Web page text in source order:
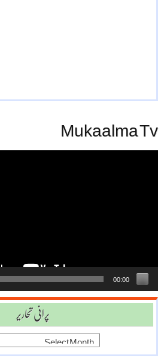
Mukaalma Tv
00:00
پرانی تحاریر